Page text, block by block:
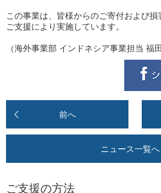
この事業は、皆様からのご寄付および
ご支援により実施しています。
（海外事業部 インドネシア事業担当 福
前へ
ニュース一覧へ
ご支援の方法